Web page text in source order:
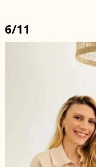
6/11